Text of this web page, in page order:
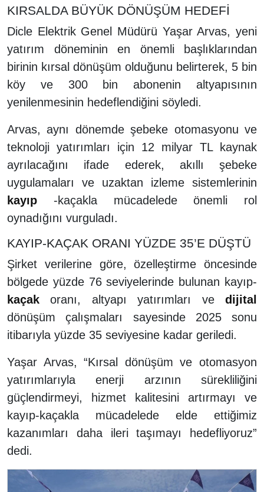
KIRSALDA BÜYÜK DÖNÜŞÜM HEDEFİ
Dicle Elektrik Genel Müdürü Yaşar Arvas, yeni
yatırım döneminin en önemli başlıklarından
birinin kırsal dönüşüm olduğunu belirterek, 5 bin
köy ve 300 bin abonenin altyapısının
yenilenmesinin hedeflendiğini söyledi.
Arvas, aynı dönemde şebeke otomasyonu ve
teknoloji yatırımları için 12 milyar TL kaynak
ayrılacağını ifade ederek, akıllı şebeke
uygulamaları ve uzaktan izleme sistemlerinin
kayıp -kaçakla mücadelede önemli rol
oynadığını vurguladı.
KAYIP-KAÇAK ORANI YÜZDE 35’E DÜŞTÜ
Şirket verilerine göre, özelleştirme öncesinde
bölgede yüzde 76 seviyelerinde bulunan kayıp-
kaçak oranı, altyapı yatırımları ve dijital
dönüşüm çalışmaları sayesinde 2025 sonu
itibarıyla yüzde 35 seviyesine kadar geriledi.
Yaşar Arvas, “Kırsal dönüşüm ve otomasyon
yatırımlarıyla enerji arzının sürekliliğini
güçlendirmeyi, hizmet kalitesini artırmayı ve
kayıp-kaçakla mücadelede elde ettiğimiz
kazanımları daha ileri taşımayı hedefliyoruz”
dedi.